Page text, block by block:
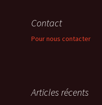
Contact
Pour nous contacter
Articles récents